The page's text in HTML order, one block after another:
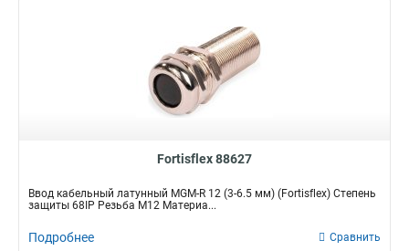
Fortisflex 88627
Ввод кабельный латунный MGM-R 12 (3-6.5 мм) (Fortisflex) Степень
защиты 68IP Резьба M12 Материа...
Подробнее Сравнить